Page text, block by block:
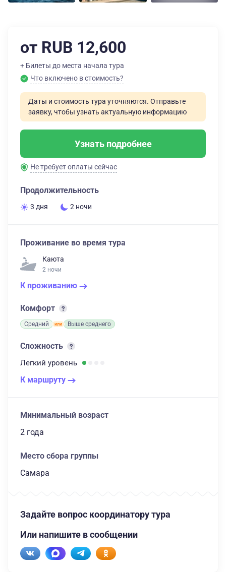
от RUB 12,600
+ Билеты до места начала тура
Что включено в стоимость?
Даты и стоимость тура уточняются. Отправьте
заявку, чтобы узнать актуальную информацию
Узнать подробнее
Не требует оплаты сейчас
Продолжительность
3 дня 2 ночи
Проживание во время тура
Каюта
2 ночи
К проживанию
Комфорт
Средний Выше среднего
Сложность
Легкий уровень
К маршруту
Минимальный возраст
2 года
Место сбора группы
Самара
Задайте вопрос координатору тура
Или напишите в сообщении